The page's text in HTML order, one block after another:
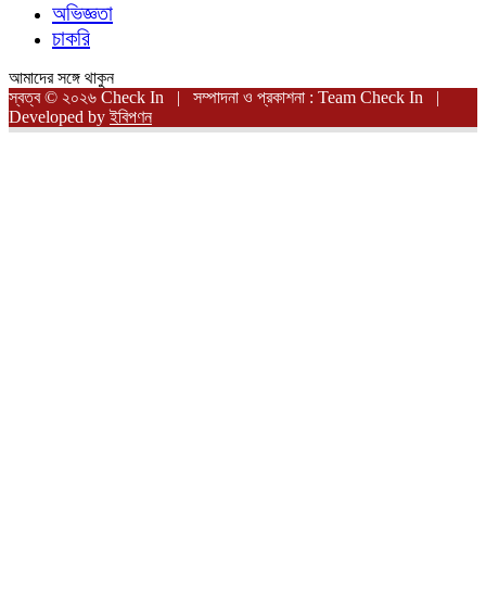
অভিজ্ঞতা
চাকরি
আমাদের সঙ্গে থাকুন
স্বত্ব © ২০২৬ Check In | সম্পাদনা ও প্রকাশনা : Team Check In |
Developed byইবিপণন